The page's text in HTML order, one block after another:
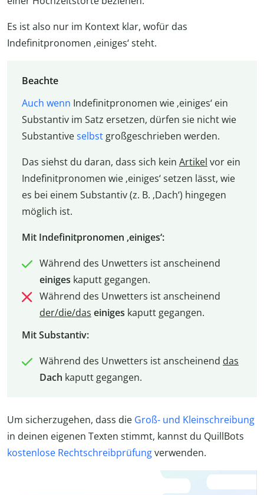
Es ist also nur im Kontext klar, wofür das
Indefinitpronomen ‚einiges‘ steht.
Beachte
Auch wenn Indefinitpronomen wie ‚einiges‘ ein
Substantiv im Satz ersetzen, dürfen sie nicht wie
Substantiveselbstgroßgeschrieben werden.
Das siehst du daran, dass sich kein Artikel vor ein
Indefinitpronomen wie ‚einiges‘ setzen lässt, wie
es bei einem Substantiv (z. B. ‚Dach‘) hingegen
möglich ist.
Mit Indefinitpronomen ‚einiges‘:
Während des Unwetters ist anscheinend
einiges kaputt gegangen.
Während des Unwetters ist anscheinend
der/die/das einiges kaputt gegangen.
Mit Substantiv:
Während des Unwetters ist anscheinend das
Dach kaputt gegangen.
Um sicherzugehen, dass die Groß- und Kleinschreibung
in deinen eigenen Texten stimmt, kannst du QuillBots
kostenlose Rechtschreibprüfungverwenden.